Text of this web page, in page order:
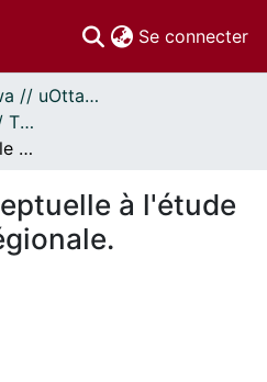
Se connecter
Thèses uOttawa // uOttawa Theses
Thèses, 1910 - 2010 // Theses, 1910 - 2010
Approche conceptuelle à l'étude d'une culture régionale.
à l'étude